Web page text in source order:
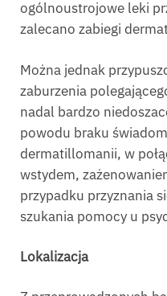
ogólnoustrojowe leki
zalecano zabiegi
Można jednak
zaburzenia
nadal bardzo
powodu braku
dermatillomanii, w
wstydem,
przypadku przyznania
szukania pomocy u
Lokalizacja